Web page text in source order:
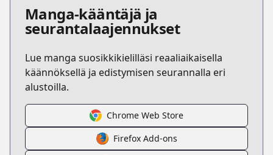
Manga-kääntäjä ja
seurantalaajennukset
Lue manga suosikkikielilläsi reaaliaikaisella
käännöksellä ja edistymisen seurannalla eri
alustoilla.
Chrome Web Store
Firefox Add-ons